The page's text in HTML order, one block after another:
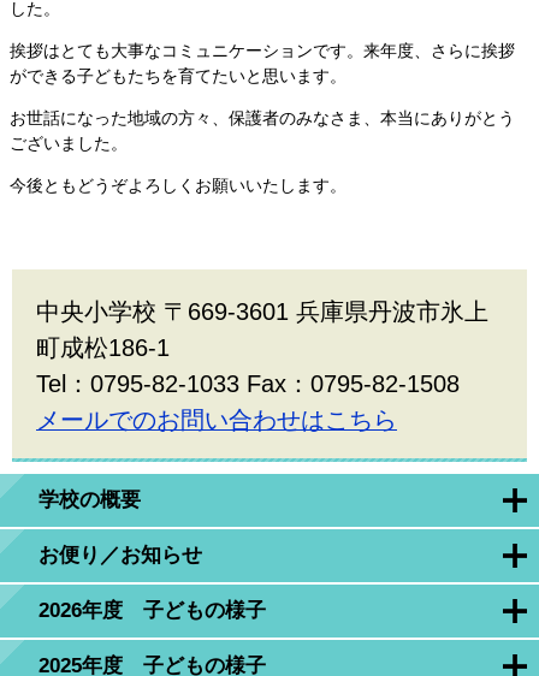
学校の概要
お便り／お知らせ
2026年度 子どもの様子
2025年度 子どもの様子
した。
挨拶はとても大事なコミュニケーションです。来年度、さらに挨拶
ができる子どもたちを育てたいと思います。
お世話になった地域の方々、保護者のみなさま、本当にありがとう
ございました。
今後ともどうぞよろしくお願いいたします。
中央小学校 〒669-3601 兵庫県丹波市氷上
町成松186-1
Tel：0795-82-1033 Fax：0795-82-1508
メールでのお問い合わせはこちら